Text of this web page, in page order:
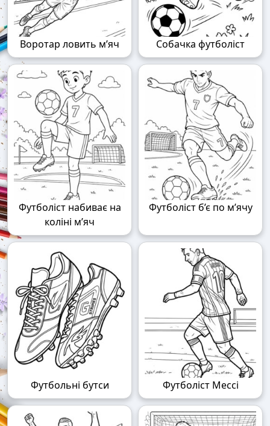
Воротар ловить м’яч Собачка футболіст
Футболіст набиває на
коліні м’яч
Футболіст б’є по м’ячу
Футбольні бутси Футболіст Мессі